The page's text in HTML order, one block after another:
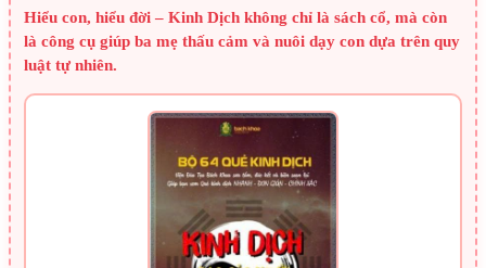
Hiểu con, hiểu đời – Kinh Dịch không chỉ là sách cổ, mà còn
là công cụ giúp ba mẹ thấu cảm và nuôi dạy con dựa trên quy
luật tự nhiên.